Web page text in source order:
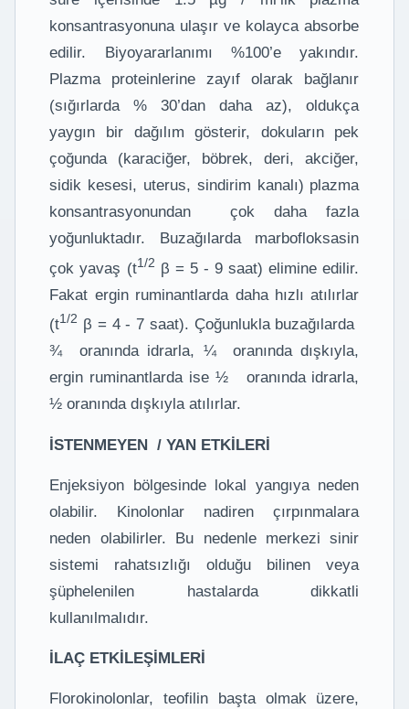
konsantrasyonuna ulaşır ve kolayca absorbe
edilir. Biyoyararlanımı %100’e yakındır.
Plazma proteinlerine zayıf olarak bağlanır
(sığırlarda % 30’dan daha az), oldukça
yaygın bir dağılım gösterir, dokuların pek
çoğunda (karaciğer, böbrek, deri, akciğer,
sidik kesesi, uterus, sindirim kanalı) plazma
konsantrasyonundan çok daha fazla
yoğunluktadır. Buzağılarda marbofloksasin
çok yavaş (t1/2 β = 5 - 9 saat) elimine edilir.
Fakat ergin ruminantlarda daha hızlı atılırlar
(t1/2 β = 4 - 7 saat). Çoğunlukla buzağılarda
¾ oranında idrarla, ¼ oranında dışkıyla,
ergin ruminantlarda ise ½ oranında idrarla,
½ oranında dışkıyla atılırlar.
İSTENMEYEN / YAN ETKİLERİ
Enjeksiyon bölgesinde lokal yangıya neden
olabilir. Kinolonlar nadiren çırpınmalara
neden olabilirler. Bu nedenle merkezi sinir
sistemi rahatsızlığı olduğu bilinen veya
şüphelenilen hastalarda dikkatli
kullanılmalıdır.
İLAÇ ETKİLEŞİMLERİ
Florokinolonlar, teofilin başta olmak üzere,